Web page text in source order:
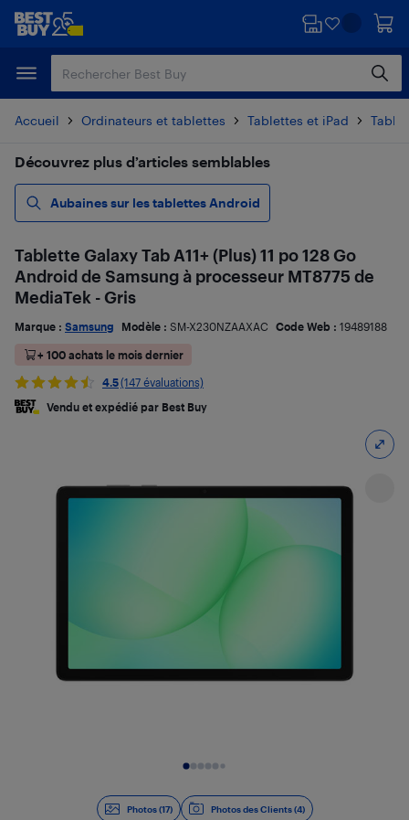
Passer
principal
Passer
Accueil Ordinateurs et tablettes Tablettes et iPad
Découvrez plus d’articles semblables
Aubaines sur les tablettes Android
Photos (17) Photos des Clients (4)
Tablette Galaxy Tab A11+ (Plus) 11 po 128 Go
Android de Samsung à processeur MT8775 de
MediaTek - Gris
Marque : Samsung Modèle : SM-X230NZAAXAC Code Web : 19489188
+ 100 achats le mois dernier
4.5(147 évaluations)
Vendu et expédié par Best Buy